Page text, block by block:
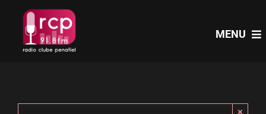
content
MENU
×